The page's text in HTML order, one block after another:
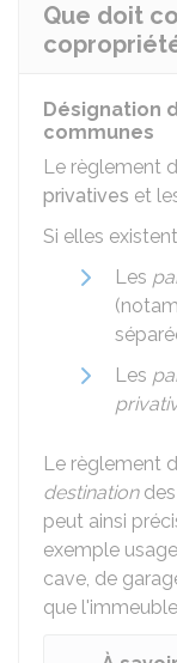
Que doit
Désignation
communes
Le règlement
privatives et
Si elles
Les
Les
Le règlement
destinationdes
peut ainsi
exemple
cave, de
que